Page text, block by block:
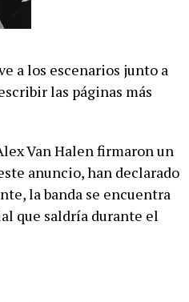
a los escenarios junto a
las páginas más
Van Halen firmaron un
anuncio, han declarado
la banda se encuentra
que saldría durante el